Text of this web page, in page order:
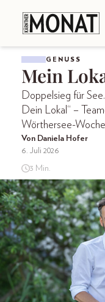
GENUSS
Mein
Doppelsieg für
Dein Lokal“ –
Wörthersee-
Von Daniela Hofer
6. Juli 2026
3 Min.